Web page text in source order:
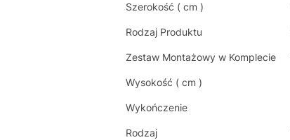
Szerokość ( cm )
Rodzaj Produktu
Zestaw Montażowy w Komplecie
Wysokość ( cm )
Wykończenie
Rodzaj